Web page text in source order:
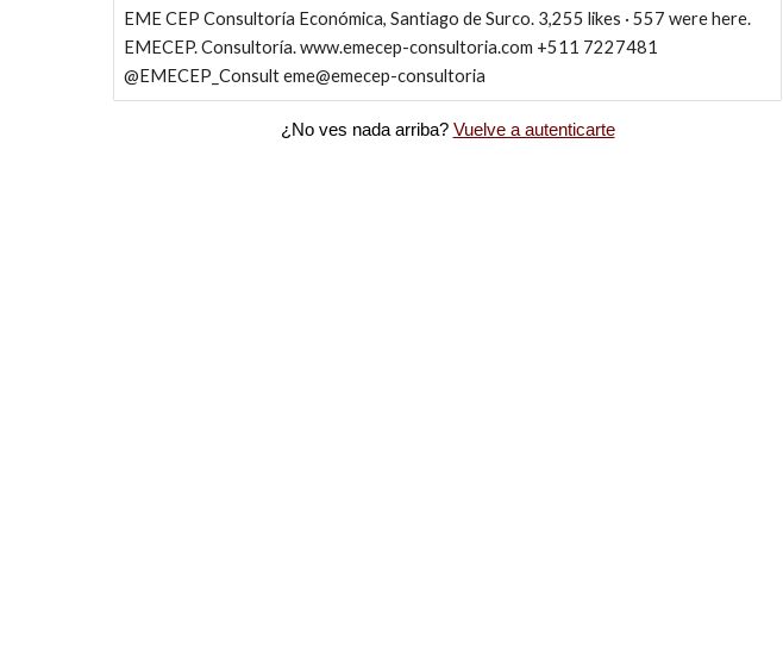
EME CEP Consultoría Económica, Santiago de Surco. 3,255 likes · 557 were here.
EMECEP. Consultoría. www.emecep-consultoria.com +511 7227481
@EMECEP_Consult eme@emecep-consultoria
¿No ves nada arriba? Vuelve a autenticarte